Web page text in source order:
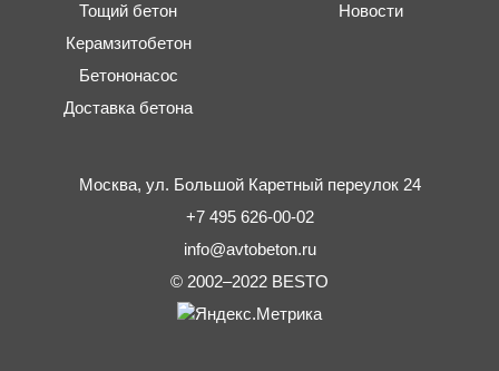
Тощий бетон
Керамзитобетон
Бетононасос
Доставка бетона
Новости
Москва, ул. Большой Каретный переулок 24
+7 495 626-00-02
info@avtobeton.ru
© 2002–2022 BESTO